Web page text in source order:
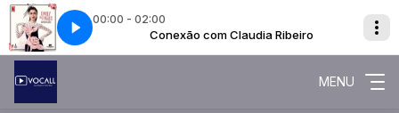
00:00 - 02:00
Ribeiro Conexão com Claudia Ribeiro
(COEUR DE VERRE) DO NOT DO - HEART OF GLASS (COEUR DE
MENU